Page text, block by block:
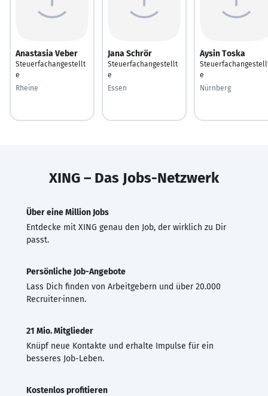
Anastasia Veber
Steuerfachangestellt
e
Rheine
Jana Schrör
Steuerfachangestellt
e
Essen
Aysin Toska
e
Nürnberg
XING – Das Jobs-Netzwerk
Über eine Million Jobs
Entdecke mit XING genau den Job, der wirklich zu Dir
passt.
Persönliche Job-Angebote
Lass Dich finden von Arbeitgebern und über 20.000
Recruiter·innen.
21 Mio. Mitglieder
Knüpf neue Kontakte und erhalte Impulse für ein
besseres Job-Leben.
Kostenlos profitieren